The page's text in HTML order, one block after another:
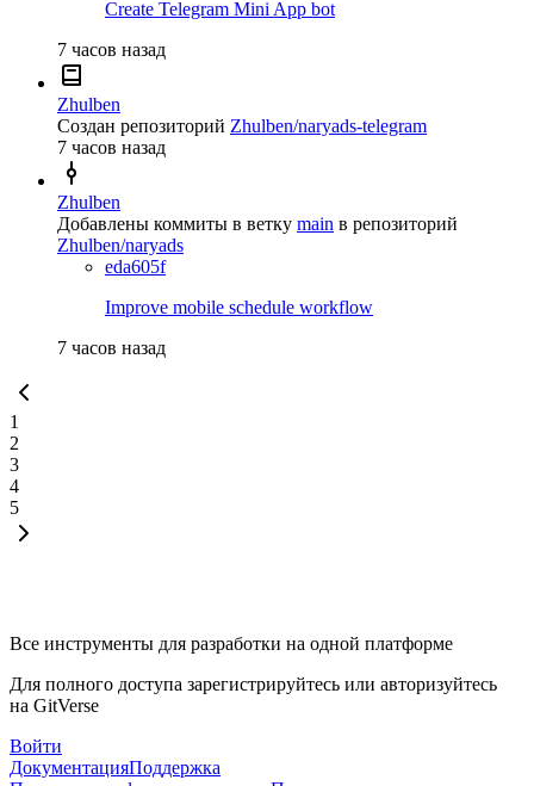
Create Telegram Mini App bot
7 часов назад
Zhulben
Создан репозиторий Zhulben/naryads-telegram
7 часов назад
Zhulben
Добавлены коммиты в ветку main в репозиторий
Zhulben/naryads
eda605f
Improve mobile schedule workflow
7 часов назад
1
2
3
4
5
Все инструменты для разработки на одной платформе
Для полного доступа зарегистрируйтесь или авторизуйтесь
на GitVerse
Войти
ДокументацияПоддержка